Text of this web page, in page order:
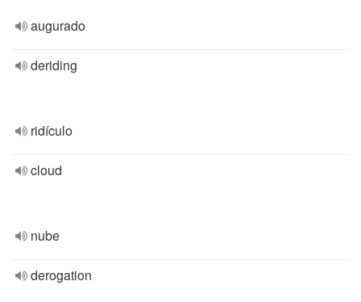
augurado
deriding
ridículo
cloud
nube
derogation